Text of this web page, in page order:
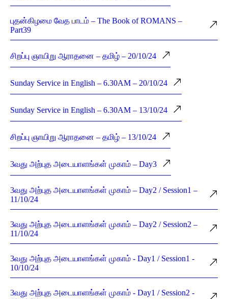
புதன்கிழமை வேத பாடம் – The Book of ROMANS –
Part39
சிறப்பு ஞாயிறு ஆராதனை – தமிழ் – 20/10/24
Sunday Service in English – 6.30AM – 20/10/24
Sunday Service in English – 6.30AM – 13/10/24
சிறப்பு ஞாயிறு ஆராதனை – தமிழ் – 13/10/24
3வது அற்புத அடையாளங்கள் முகாம் – Day3
3வது அற்புத அடையாளங்கள் முகாம் – Day2 / Session1 –
11/10/24
3வது அற்புத அடையாளங்கள் முகாம் – Day2 / Session2 –
11/10/24
3வது அற்புத அடையாளங்கள் முகாம் - Day1 / Session1 -
10/10/24
3வது அற்புத அடையாளங்கள் முகாம் - Day1 / Session2 -